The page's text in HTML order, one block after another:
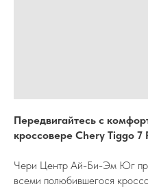
Передвигайтесь с
кроссовере Chery Tiggo 7
Чери Центр Ай-Би-Эм Юг
всеми полюбившегося